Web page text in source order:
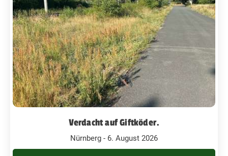
Verdacht auf Giftköder.
Nürnberg - 6. August 2026